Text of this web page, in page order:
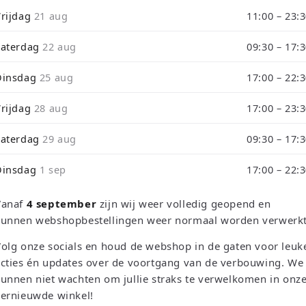
i
tijdens ons verbouwing10% Korting op Games en Consoles :
September 3 will be shipped on September 4 due to our
Games, Consoles &
collectie retro games, refurbished consoles en trading
TCG Events
21 aug 11:00 –
22 aug 09:30 –
25 aug 17:00 –
28 aug 17:00 –
29 aug 09:30 –
1 sep 17:00 –
4 september zijn wij weer volledig geopend en
webshopbestellingen weer normaal worden
onze socials en houd de webshop in de gaten voor
én updates over de voortgang van de verbouwing. We
niet wachten om jullie straks te verwelkomen in onze
winkel!